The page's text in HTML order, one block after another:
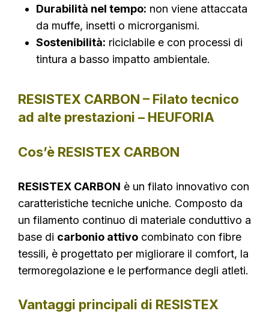
Durabilità nel tempo: non viene attaccata
da muffe, insetti o microrganismi.
Sostenibilità: riciclabile e con processi di
tintura a basso impatto ambientale.
RESISTEX CARBON – Filato tecnico
ad alte prestazioni – HEUFORIA
Cos’è RESISTEX CARBON
RESISTEX CARBON è un filato innovativo con
caratteristiche tecniche uniche. Composto da
un filamento continuo di materiale conduttivo a
base di carbonio attivo combinato con fibre
tessili, è progettato per migliorare il comfort, la
termoregolazione e le performance degli atleti.
Vantaggi principali di RESISTEX